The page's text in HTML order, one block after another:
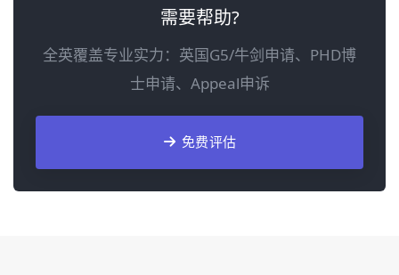
需要帮助?
全英覆盖专业实力：英国G5/牛剑申请、PHD博
士申请、Appeal申诉
免费评估